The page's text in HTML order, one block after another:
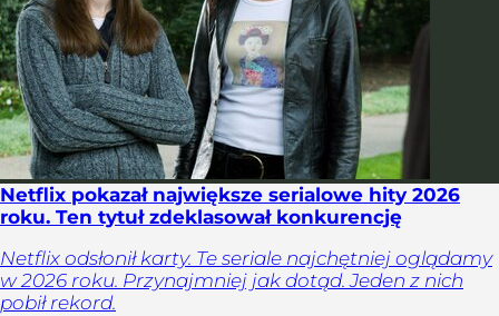
Netflix pokazał największe serialowe hity 2026
roku. Ten tytuł zdeklasował konkurencję
Netflix odsłonił karty. Te seriale najchętniej oglądamy
w 2026 roku. Przynajmniej jak dotąd. Jeden z nich
pobił rekord.